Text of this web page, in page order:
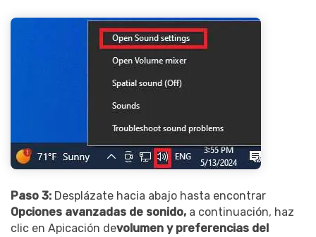
Paso 3: Desplázate hacia abajo hasta encontrar
Opciones avanzadas de sonido, a continuación, haz
clic en Apicación devolumen y preferencias del